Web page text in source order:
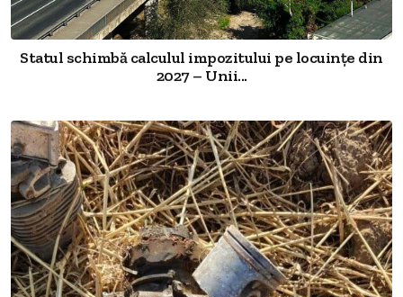
Statul schimbă calculul impozitului pe locuințe din
2027 – Unii...